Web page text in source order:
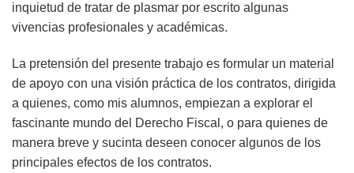
inquietud de tratar de plasmar por escrito algunas
vivencias profesionales y académicas.
La pretensión del presente trabajo es formular un material
de apoyo con una visión práctica de los contratos, dirigida
a quienes, como mis alumnos, empiezan a explorar el
fascinante mundo del Derecho Fiscal, o para quienes de
manera breve y sucinta deseen conocer algunos de los
principales efectos de los contratos.